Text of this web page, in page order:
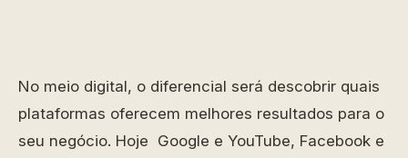
No meio digital, o diferencial será descobrir quais
plataformas oferecem melhores resultados para o
seu negócio. Hoje Google e YouTube, Facebook e